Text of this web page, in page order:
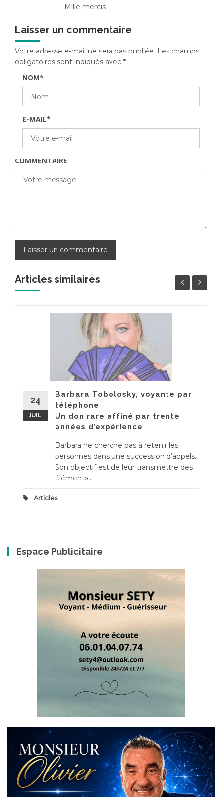
Mille mercis
Laisser un commentaire
Votre adresse e-mail ne sera pas publiée. Les champs
obligatoires sont indiqués avec *
NOM*
E-MAIL*
COMMENTAIRE
Articles similaires
24
JUIL
Barbara Tobolosky, voyante par
téléphone
Un don rare affiné par trente
années d’expérience
Barbara ne cherche pas à retenir les
personnes dans une succession d’appels.
Son objectif est de leur transmettre des
éléments...
Articles
Espace Publicitaire